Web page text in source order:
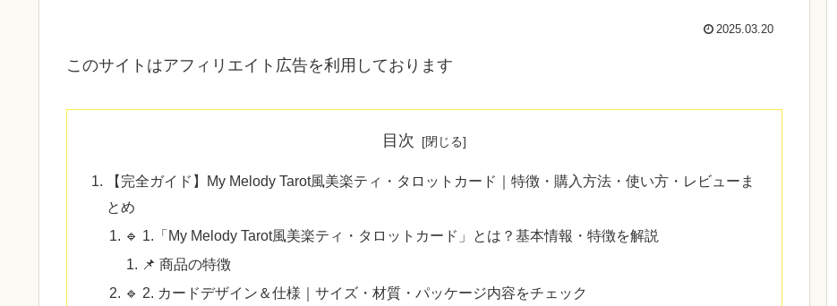
2025.03.20
このサイトはアフィリエイト広告を利用しております
目次
【完全ガイド】My Melody Tarot風美楽ティ・タロットカード｜特徴・購入方法・使い方・レビューま
とめ
🔹 1.「My Melody Tarot風美楽ティ・タロットカード」とは？基本情報・特徴を解説
📌 商品の特徴
🔹 2. カードデザイン＆仕様｜サイズ・材質・パッケージ内容をチェック